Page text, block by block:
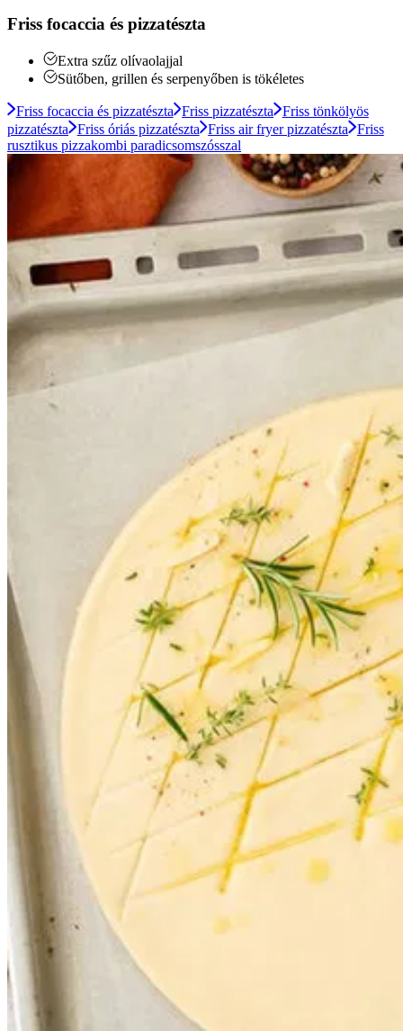
Friss focaccia és pizzatészta
Extra szűz olívaolajjal
Sütőben, grillen és serpenyőben is tökéletes
Friss focaccia és pizzatészta Friss pizzatészta Friss tönkölyös
pizzatészta
Friss óriás pizzatészta Friss air fryer pizzatészta Friss
rusztikus pizzakombi paradicsomszósszal